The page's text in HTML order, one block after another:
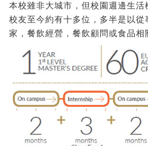
本校雖非大城市，但校園週邊生
校友至今約有十多位，多半是以
家，餐飲經營，餐飲顧問或食品相